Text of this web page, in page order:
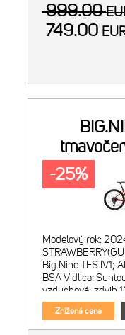
999.00
749.00
Modelový rok:
Big.Nine TFS IV1;
BSA Vidlica:
vzduchová; zdvih
46mm offset
Znížená cena
-25%